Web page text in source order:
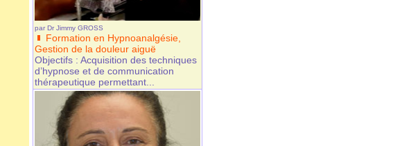
par Dr Jimmy GROSS
Formation en Hypnoanalgésie,
Gestion de la douleur aiguë
Objectifs : Acquisition des techniques
d’hypnose et de communication
thérapeutique permettant...